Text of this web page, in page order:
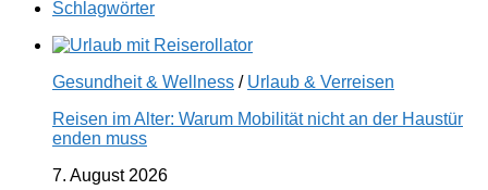
Schlagwörter
Gesundheit & Wellness / Urlaub & Verreisen
Reisen im Alter: Warum Mobilität nicht an der Haustür
enden muss
7. August 2026